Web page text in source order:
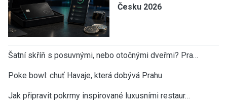
Česku 2026
Šatní skříň s posuvnými, nebo otočnými dveřmi? Pra…
Poke bowl: chuť Havaje, která dobývá Prahu
Jak připravit pokrmy inspirované luxusními restaur…